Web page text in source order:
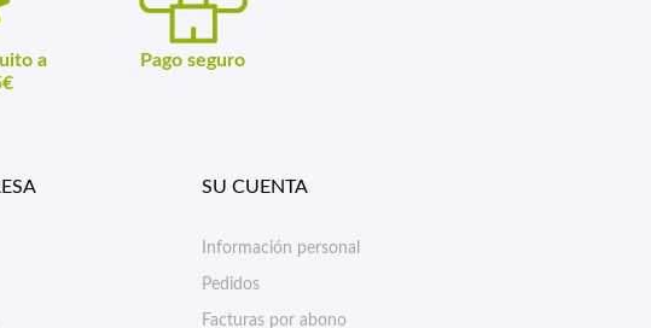
a
Pago seguro
SU CUENTA
Información personal
Pedidos
Facturas por abono